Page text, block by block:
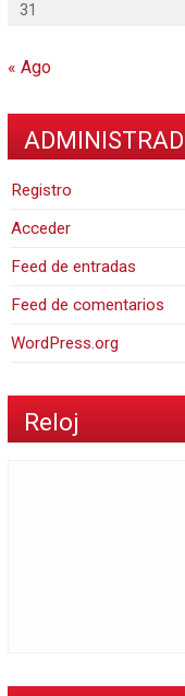
31
« Ago
Registro
Acceder
Feed de entradas
Feed de comentarios
WordPress.org
Reloj